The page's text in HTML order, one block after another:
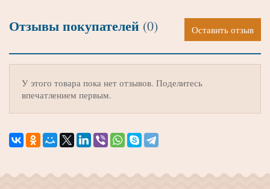
Отзывы покупателей (0) Оставить отзыв
У этого товара пока нет отзывов. Поделитесь
впечатлением первым.